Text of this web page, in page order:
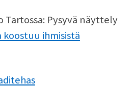
Tartossa: Pysyvä näyttely
koostuu ihmisistä